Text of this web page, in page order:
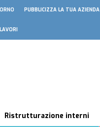
PUBBLICIZZA LA TUA AZIENDA
Ristrutturazione interni